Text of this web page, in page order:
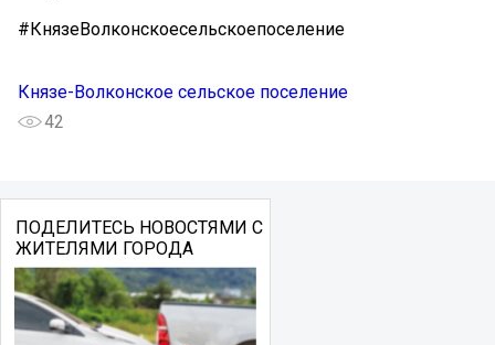
#КнязеВолконскоесельскоепоселение
Князе-Волконское сельское поселение
42
ПОДЕЛИТЕСЬ НОВОСТЯМИ С
ЖИТЕЛЯМИ ГОРОДА